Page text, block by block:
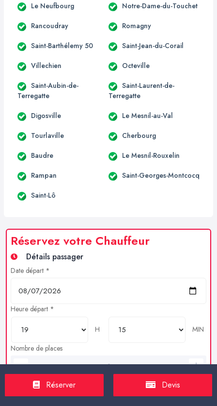
Le Neufbourg Notre-Dame-du-Touchet
Rancoudray Romagny
Saint-Barthélemy 50 Saint-Jean-du-Corail
Villechien Octeville
Saint-Aubin-de-
Terregatte
Saint-Laurent-de-
Terregatte
Digosville Le Mesnil-au-Val
Tourlaville Cherbourg
Baudre Le Mesnil-Rouxelin
Rampan Saint-Georges-Montcocq
Saint-Lô
Réservez votre Chauffeur
Détails passager
Date départ *
Heure départ *
H
MIN
Nombre de places
Bagages en soutes
Réserver Devis